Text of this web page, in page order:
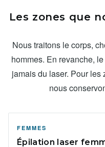
Les zones que
Nous traitons le corps,
hommes. En revanche,
jamais du laser. Pour les
nous
FEMMES
Épilation laser